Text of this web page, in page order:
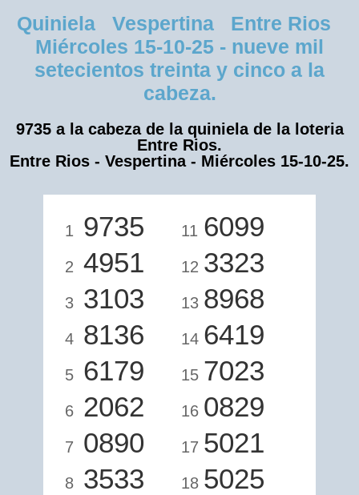
Quiniela Vespertina Entre Rios
Miércoles 15-10-25 - nueve mil
setecientos treinta y cinco a la
cabeza.
9735 a la cabeza de la quiniela de la loteria
Entre Rios.
Entre Rios - Vespertina - Miércoles 15-10-25.
1 9735
2 4951
3 3103
4 8136
5 6179
6 2062
7 0890
8 3533
11 6099
12 3323
13 8968
14 6419
15 7023
16 0829
17 5021
18 5025